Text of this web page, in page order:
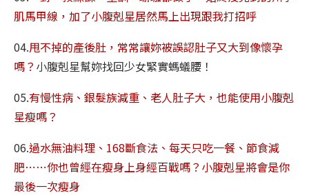
肌馬甲線，加了小腹剋星居然馬上出現跟我打招呼
04.甩不掉的產後肚，常常讓妳被誤認肚子又大到像懷孕
嗎？ 小腹剋星幫妳找回少女緊實螞蟻腰！
05.有慢性病、銀髮族減重、老人肚子大，也能使用小腹剋
星瘦嗎？
06.過水無油料理、168斷食法、每天只吃一餐、節食減
肥⋯⋯你也曾經在瘦身上身經百戰嗎？小腹剋星將會是你
最後一次瘦身